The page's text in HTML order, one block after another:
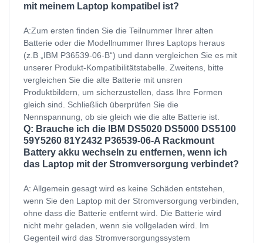
mit meinem Laptop kompatibel ist?
A:Zum ersten finden Sie die Teilnummer Ihrer alten
Batterie oder die Modellnummer Ihres Laptops heraus
(z.B „IBM P36539-06-B“) und dann vergleichen Sie es mit
unserer Produkt-Kompatibilitätstabelle. Zweitens, bitte
vergleichen Sie die alte Batterie mit unsren
Produktbildern, um sicherzustellen, dass Ihre Formen
gleich sind. Schließlich überprüfen Sie die
Nennspannung, ob sie gleich wie die alte Batterie ist.
Q: Brauche ich die IBM DS5020 DS5000 DS5100
59Y5260 81Y2432 P36539-06-A Rackmount
Battery akku wechseln zu entfernen, wenn ich
das Laptop mit der Stromversorgung verbindet?
A: Allgemein gesagt wird es keine Schäden entstehen,
wenn Sie den Laptop mit der Stromversorgung verbinden,
ohne dass die Batterie entfernt wird. Die Batterie wird
nicht mehr geladen, wenn sie vollgeladen wird. Im
Gegenteil wird das Stromversorgungssystem